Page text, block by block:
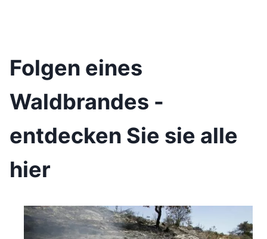
Folgen eines
Waldbrandes -
entdecken Sie sie alle
hier